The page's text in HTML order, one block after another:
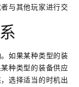
与其他玩家进行交
如果某种类型的装
种类型的装备供应
选择适当的时机出